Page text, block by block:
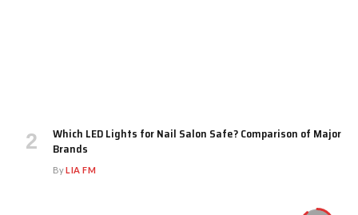
Which LED Lights for Nail Salon Safe? Comparison of Major
Brands
ByLIA FM